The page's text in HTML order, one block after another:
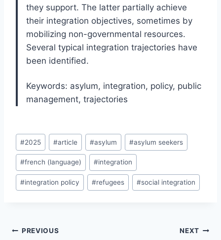
they support. The latter partially achieve
their integration objectives, sometimes by
mobilizing non-governmental resources.
Several typical integration trajectories have
been identified.
Keywords: asylum, integration, policy, public
management, trajectories
Post
Tags:
#2025 #article #asylum #asylum seekers
#french (language) #integration
#integration policy #refugees #social integration
Post
PREVIOUS NEXT